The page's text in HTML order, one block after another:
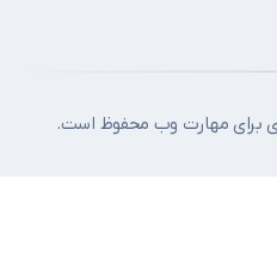
برای مهارت وب محفوظ است.